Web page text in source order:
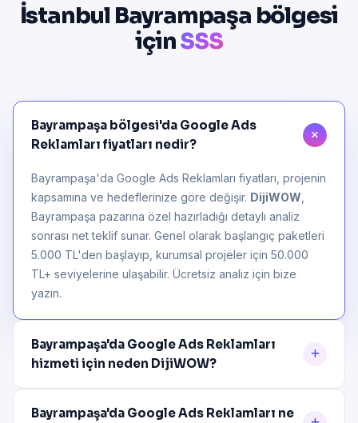
İstanbul Bayrampaşa bölgesi
içinSSS
Bayrampaşa bölgesi'da Google Ads
Reklamları fiyatları nedir?
Bayrampaşa'da Google Ads Reklamları fiyatları, projenin
kapsamına ve hedeflerinize göre değişir. DijiWOW
Bayrampaşa pazarına özel hazırladığı detaylı analiz
sonrası net teklif sunar. Genel olarak başlangıç paketleri
5.000 TL'den başlayıp, kurumsal projeler için 50.000
TL+ seviyelerine ulaşabilir. Ücretsiz analiz için bize
yazın.
Bayrampaşa'da Google Ads Reklamları
hizmeti için neden DijiWOW?
Bayrampaşa'da Google Ads Reklamları ne